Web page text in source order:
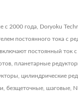
с 2000 года, Doryoku
постоянного тока с
постоянный ток
планетарные
цилиндрические
безщеточные, шаговые,